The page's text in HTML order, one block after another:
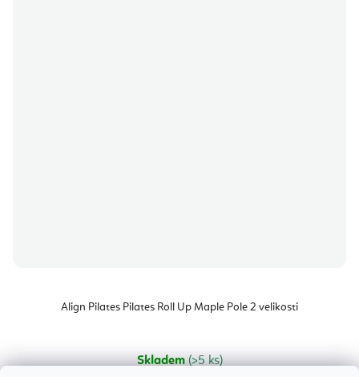
Align Pilates Pilates Roll Up Maple Pole 2 velikosti
Skladem(>5 ks)